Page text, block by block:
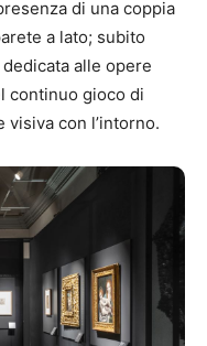
di una coppia
a lato; subito
alle opere
continuo gioco di
con l’intorno.